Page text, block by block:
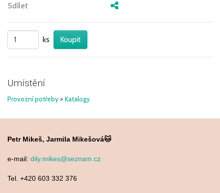
Sdílet
ks
Umístění
Provozní potřeby > Katalogy
Petr Mikeš, Jarmila Mikešová🐱
e-mail: dily.mikes@seznam.cz
Tel. +420 603 332 376